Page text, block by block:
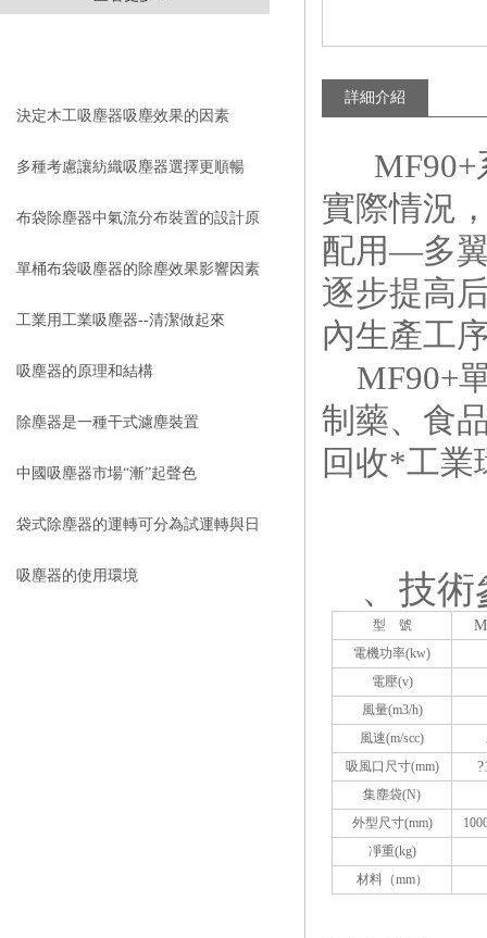
決定木工吸塵器吸塵效果的因素
多種考慮讓紡織吸塵器選擇更順暢
布袋除塵器中氣流分布裝置的設計原
則
單桶布袋吸塵器的除塵效果影響因素
工業用工業吸塵器--清潔做起來
吸塵器的原理和結構
除塵器是一種干式濾塵裝置
中國吸塵器市場“漸”起聲色
袋式除塵器的運轉可分為試運轉與日
常運轉
吸塵器的使用環境
詳細介紹
MF90+
實際情況
配用—多
逐步提高
內生產工
MF90+
制藥、食
回收*工業
、技術
型 號
電機功率(kw)
電壓(v)
風量(m3/h)
風速(m/scc)
吸風口尺寸(mm) ?
集塵袋(N)
外型尺寸(mm)
凈重(kg)
材料（mm）